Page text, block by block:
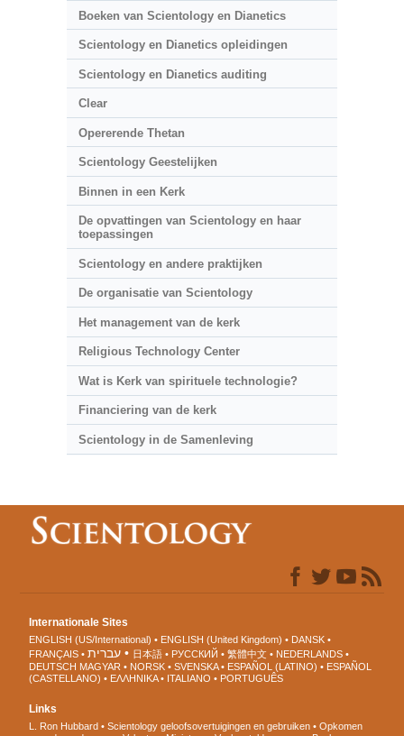
Boeken van Scientology en Dianetics
Scientology en Dianetics opleidingen
Scientology en Dianetics auditing
Clear
Opererende Thetan
Scientology Geestelijken
Binnen in een Kerk
De opvattingen van Scientology en haar
toepassingen
Scientology en andere praktijken
De organisatie van Scientology
Het management van de kerk
Religious Technology Center
Wat is Kerk van spirituele technologie?
Financiering van de kerk
Scientology in de Samenleving
Internationale Sites
ENGLISH (US/International) ENGLISH (United Kingdom)
DANSK
FRANÇAIS
עברית 日本語 РУССКИЙ 繁體中文
NEDERLANDS
DEUTSCH MAGYAR NORSK SVENSKA ESPAÑOL (LATINO)
ESPAÑOL
(CASTELLANO)
ΕΛΛΗΝΙΚA ITALIANO PORTUGUÊS
Links
L. Ron Hubbard Scientology geloofsovertuigingen en gebruiken
Opkomen